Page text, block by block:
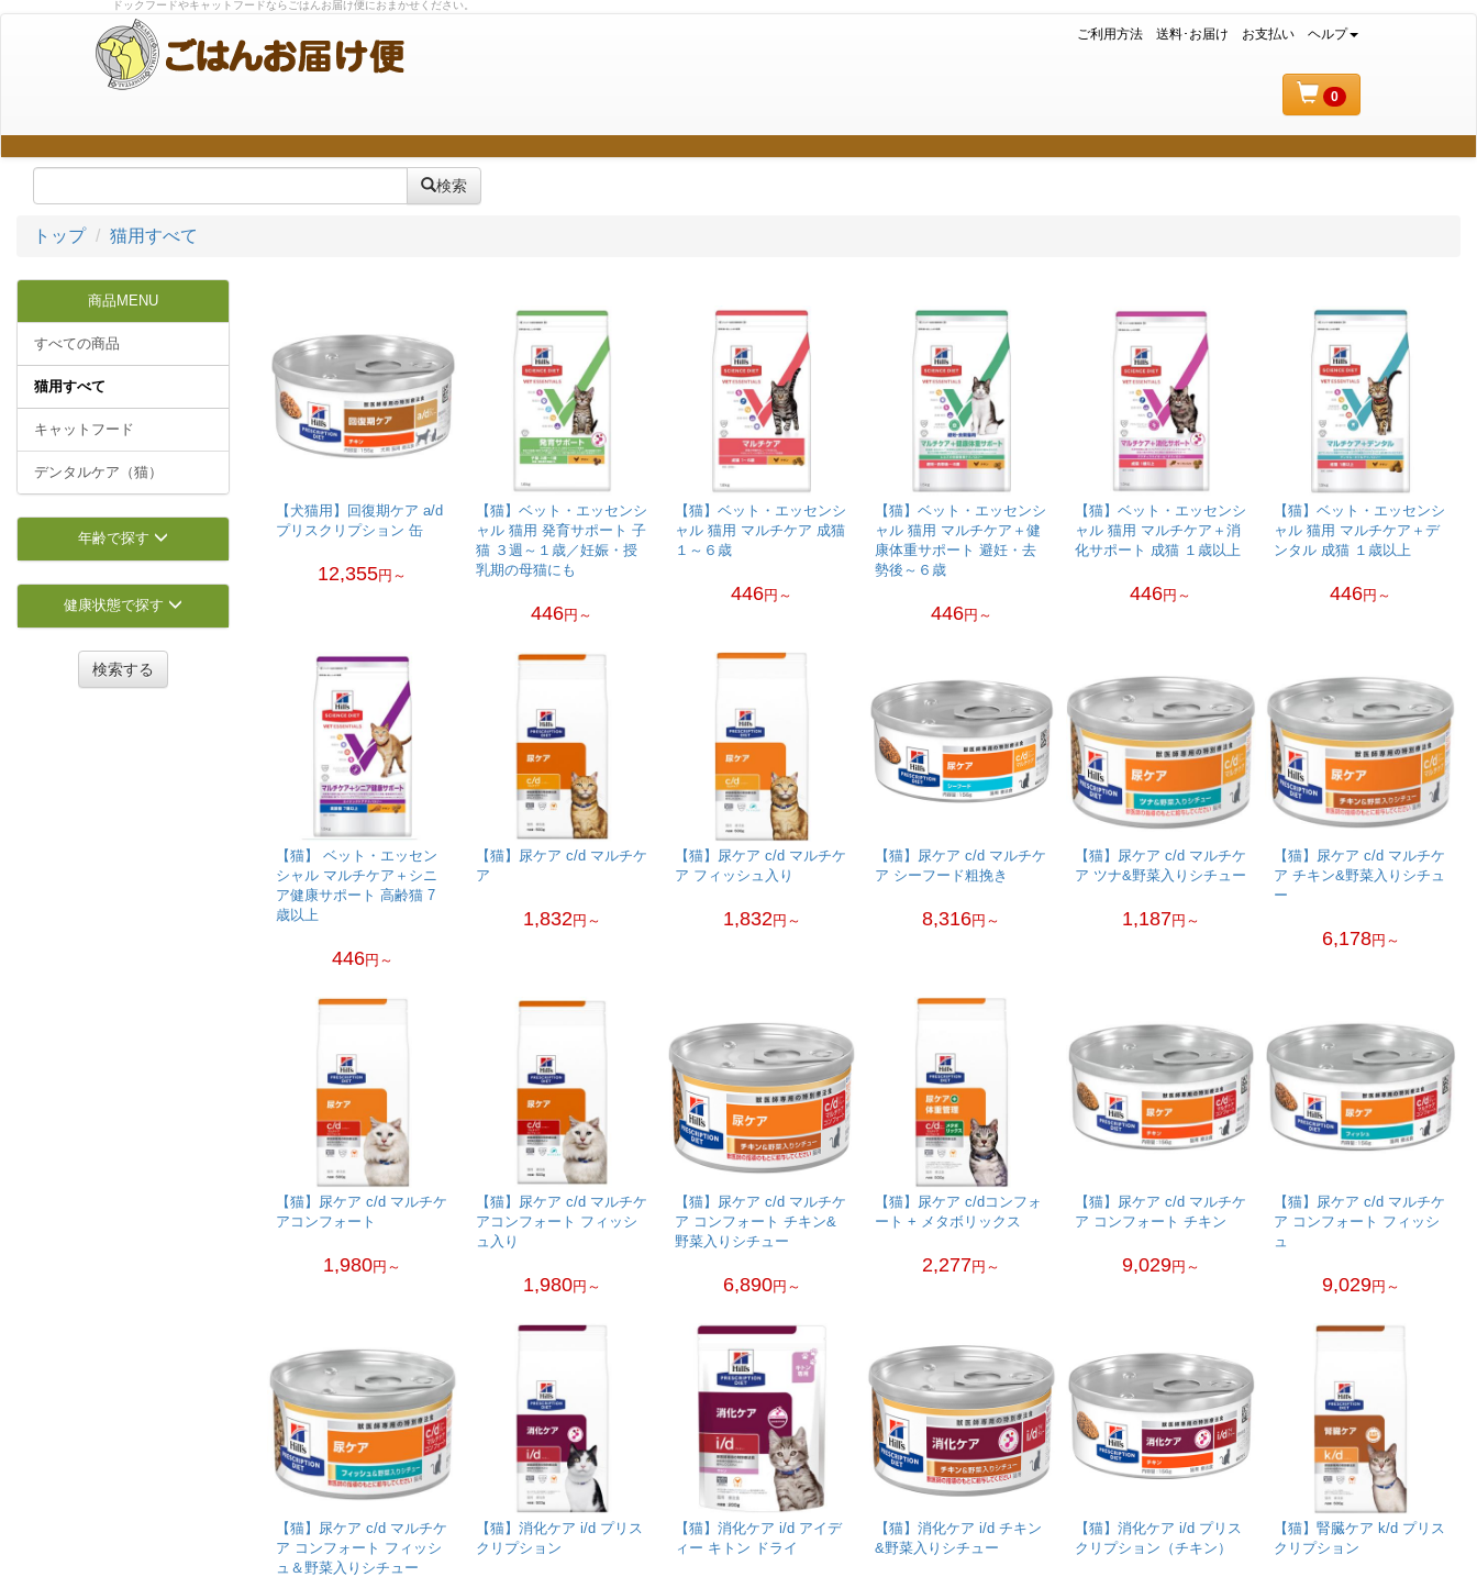
ドックフードやキャットフードならごはんお届け便におまかせください。
ご利用方法 送料･お届け お支払い ヘルプ
0
検索
トップ 猫用すべて
【犬猫用】回復期ケア a/d
プリスクリプション 缶
12,355円～
【猫】ベット・エッセンシ
ャル 猫用 発育サポート 子
猫 ３週～１歳／妊娠・授
乳期の母猫にも
446円～
【猫】ベット・エッセンシ
ャル 猫用 マルチケア 成猫
１～６歳
446円～
【猫】ベット・エッセンシ
ャル 猫用 マルチケア＋健
康体重サポート 避妊・去
勢後～６歳
446円～
【猫】ベット・エッセンシ
ャル 猫用 マルチケア＋消
化サポート 成猫 １歳以上
446円～
【猫】ベット・エッセンシ
ャル 猫用 マルチケア＋デ
ンタル 成猫 １歳以上
446円～
【猫】 ベット・エッセン
シャル マルチケア＋シニ
ア健康サポート 高齢猫 7
歳以上
446円～
【猫】尿ケア c/d マルチケ
ア
1,832円～
【猫】尿ケア c/d マルチケ
ア フィッシュ入り
1,832円～
【猫】尿ケア c/d マルチケ
ア シーフード粗挽き
8,316円～
【猫】尿ケア c/d マルチケ
ア ツナ&野菜入りシチュー
1,187円～
【猫】尿ケア c/d マルチケ
ア チキン&野菜入りシチュ
ー
6,178円～
【猫】尿ケア c/d マルチケ
アコンフォート
1,980円～
【猫】尿ケア c/d マルチケ
アコンフォート フィッシ
ュ入り
1,980円～
【猫】尿ケア c/d マルチケ
ア コンフォート チキン&
野菜入りシチュー
6,890円～
【猫】尿ケア c/dコンフォ
ート + メタボリックス
2,277円～
【猫】尿ケア c/d マルチケ
ア コンフォート チキン
9,029円～
【猫】尿ケア c/d マルチケ
ア コンフォート フィッシ
ュ
9,029円～
【猫】尿ケア c/d マルチケ
ア コンフォート フィッシ
ュ＆野菜入りシチュー
【猫】消化ケア i/d プリス
クリプション
【猫】消化ケア i/d アイデ
ィー キトン ドライ
【猫】消化ケア i/d チキン
&野菜入りシチュー
【猫】消化ケア i/d プリス
クリプション（チキン）
【猫】腎臓ケア k/d プリス
クリプション
商品MENU
すべての商品
猫用すべて
キャットフード
デンタルケア（猫）
年齢で探す
健康状態で探す
検索する